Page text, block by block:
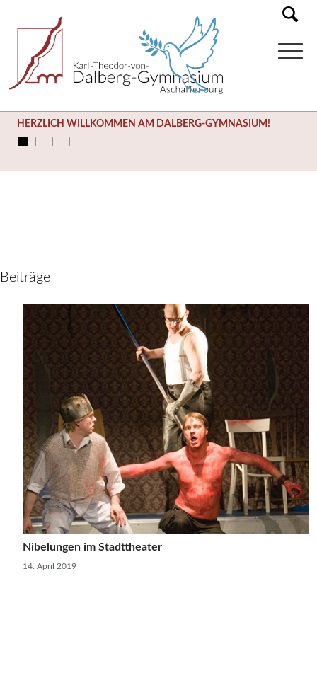
HERZLICH WILLKOMMEN AM DALBERG-GYMNASIUM!
Beiträge
Nibelungen im Stadttheater
14. April 2019